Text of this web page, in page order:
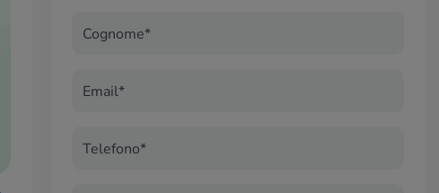
Cognome*
Email*
Telefono*